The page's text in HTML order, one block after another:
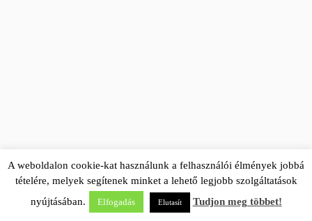
·© 2026 EHS Global·Powered by ·Designed with theCustomizr theme·
A weboldalon cookie-kat használunk a felhasználói élmények jobbá
tételére, melyek segítenek minket a lehető legjobb szolgáltatások
nyújtásában.
Elfogadás Elutasít Tudjon meg többet!